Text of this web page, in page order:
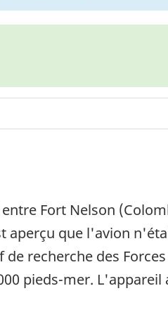
Fort Nelson
aperçu que l'avion
recherche des
pieds-mer. L'appareil